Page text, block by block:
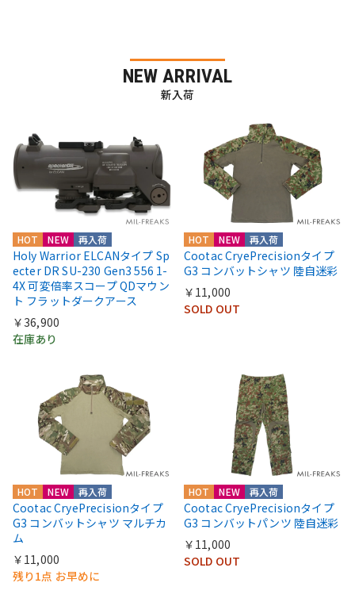
NEW ARRIVAL
新入荷
HOT NEW 再入荷
Holy Warrior ELCANタイプ Sp
ecter DR SU-230 Gen3 556 1-
4X 可変倍率スコープ QDマウン
ト フラットダークアース
￥36,900
在庫あり
HOT NEW 再入荷
Cootac CryePrecisionタイプ
G3 コンバットシャツ 陸自迷彩
￥11,000
SOLD OUT
HOT NEW 再入荷
Cootac CryePrecisionタイプ
G3 コンバットシャツ マルチカ
ム
￥11,000
残り1点 お早めに
HOT NEW 再入荷
Cootac CryePrecisionタイプ
G3 コンバットパンツ 陸自迷彩
￥11,000
SOLD OUT